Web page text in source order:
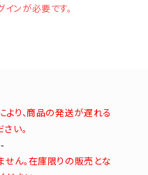
ンが必要です。
り、商品の発送が遅れる
い。
ん。在庫限りの販売とな